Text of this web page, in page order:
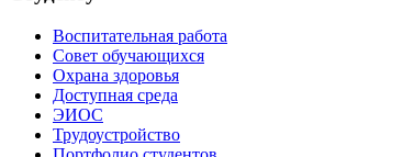
Воспитательная работа
Совет обучающихся
Охрана здоровья
Доступная среда
ЭИОС
Трудоустройство